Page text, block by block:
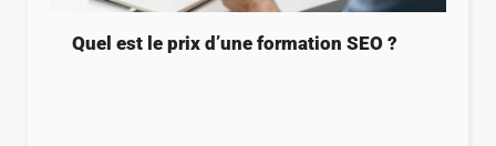
Quel est le prix d’une formation SEO ?